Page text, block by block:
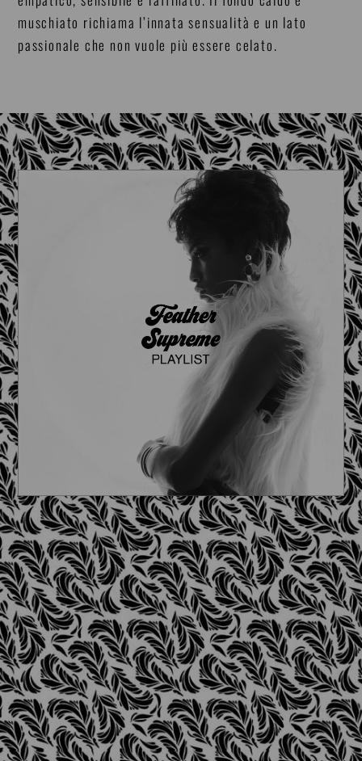
muschiato richiama l’innata sensualità e un lato
passionale che non vuole più essere celato.